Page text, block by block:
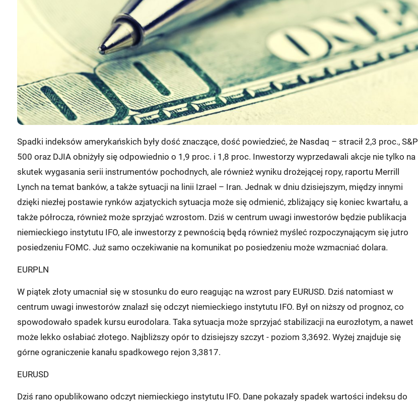
Spadki indeksów amerykańskich były dość znaczące, dość powiedzieć, że Nasdaq – stracił 2,3 proc., S&P
500 oraz DJIA obniżyły się odpowiednio o 1,9 proc. i 1,8 proc. Inwestorzy wyprzedawali akcje nie tylko na
skutek wygasania serii instrumentów pochodnych, ale również wyniku drożejącej ropy, raportu Merrill
Lynch na temat banków, a także sytuacji na linii Izrael – Iran. Jednak w dniu dzisiejszym, między innymi
dzięki niezłej postawie rynków azjatyckich sytuacja może się odmienić, zbliżający się koniec kwartału, a
także półrocza, również może sprzyjać wzrostom. Dziś w centrum uwagi inwestorów będzie publikacja
niemieckiego instytutu IFO, ale inwestorzy z pewnością będą również myśleć rozpoczynającym się jutro
posiedzeniu FOMC. Już samo oczekiwanie na komunikat po posiedzeniu może wzmacniać dolara.
EURPLN
W piątek złoty umacniał się w stosunku do euro reagując na wzrost pary EURUSD. Dziś natomiast w
centrum uwagi inwestorów znalazł się odczyt niemieckiego instytutu IFO. Był on niższy od prognoz, co
spowodowało spadek kursu eurodolara. Taka sytuacja może sprzyjać stabilizacji na eurozłotym, a nawet
może lekko osłabiać złotego. Najbliższy opór to dzisiejszy szczyt - poziom 3,3692. Wyżej znajduje się
górne ograniczenie kanału spadkowego rejon 3,3817.
EURUSD
Dziś rano opublikowano odczyt niemieckiego instytutu IFO. Dane pokazały spadek wartości indeksu do